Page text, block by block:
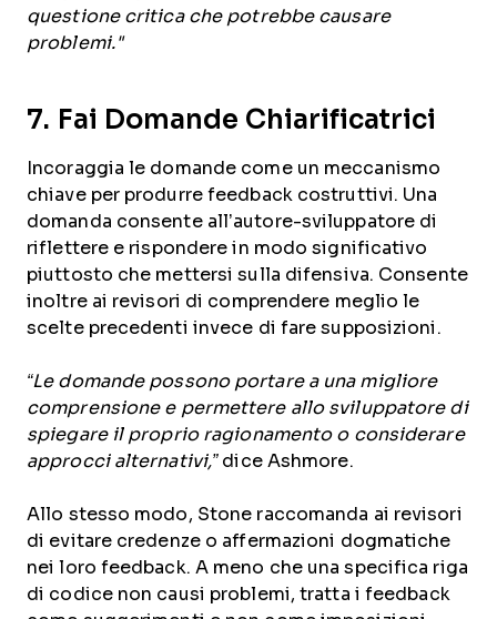
questione critica che potrebbe causare
problemi."
7. Fai Domande Chiarificatrici
Incoraggia le domande come un meccanismo
chiave per produrre feedback costruttivi. Una
domanda consente all’autore-sviluppatore di
riflettere e rispondere in modo significativo
piuttosto che mettersi sulla difensiva. Consente
inoltre ai revisori di comprendere meglio le
scelte precedenti invece di fare supposizioni.
“Le domande possono portare a una migliore
comprensione e permettere allo sviluppatore di
spiegare il proprio ragionamento o considerare
approcci alternativi,” dice Ashmore.
Allo stesso modo, Stone raccomanda ai revisori
di evitare credenze o affermazioni dogmatiche
nei loro feedback. A meno che una specifica riga
di codice non causi problemi, tratta i feedback